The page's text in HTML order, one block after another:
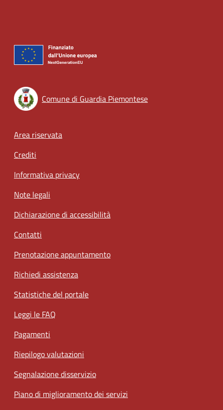
Comune di Guardia Piemontese
Footer menu
Area riservata
Crediti
Informativa privacy
Note legali
Dichiarazione di accessibilità
Contatti
Prenotazione appuntamento
Richiedi assistenza
Statistiche del portale
Leggi le FAQ
Pagamenti
Riepilogo valutazioni
Segnalazione disservizio
Piano di miglioramento dei servizi